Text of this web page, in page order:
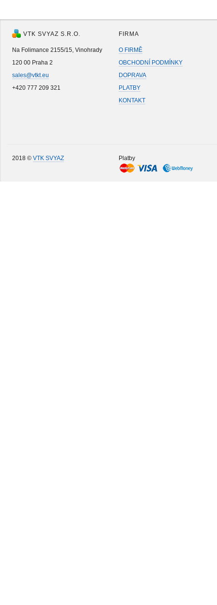
VTK SVYAZ S.R.O.
Na Folimance 2155/15, Vinohrady
120 00 Praha 2
sales@vtkt.eu
+420 777 209 321
FIRMA
O FIRMĚ
OBCHODNÍ PODMÍNKY
DOPRAVA
PLATBY
KONTAKT
2018 © VTK SVYAZ Platby